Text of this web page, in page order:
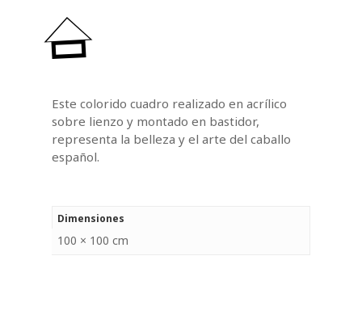
Este colorido cuadro realizado en acrílico
sobre lienzo y montado en bastidor,
representa la belleza y el arte del caballo
español.
Dimensiones
100 × 100 cm